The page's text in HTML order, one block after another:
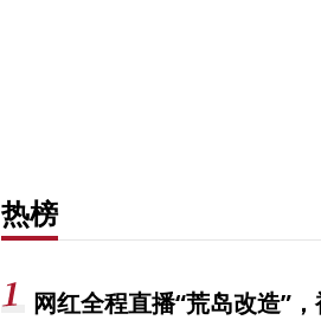
热榜
网红全程直播“荒岛改造”，